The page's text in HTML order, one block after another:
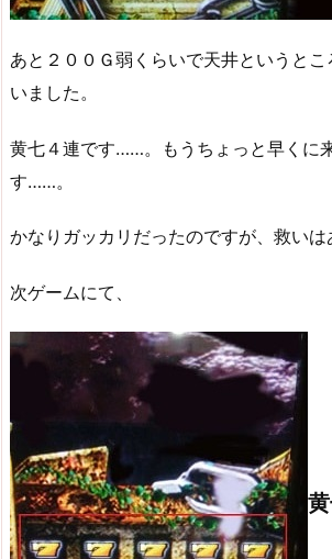
あと２００Ｇ弱くらいで天井というとこ
いました。
黄七４連です……。もうちょっと早くに
す……。
かなりガッカリだったのですが、救いは
次ゲームにて、